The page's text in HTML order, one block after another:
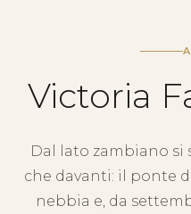
Victoria
Dal lato zambiano si
che davanti: il ponte
nebbia e, da